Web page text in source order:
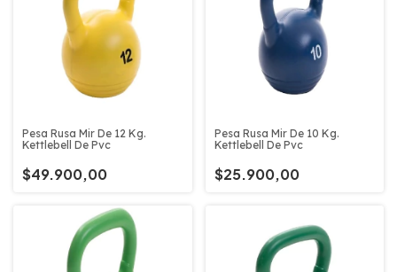
Pesa Rusa Mir De 12 Kg.
Kettlebell De Pvc
$49.900,00
Pesa Rusa Mir De 10 Kg.
Kettlebell De Pvc
$25.900,00